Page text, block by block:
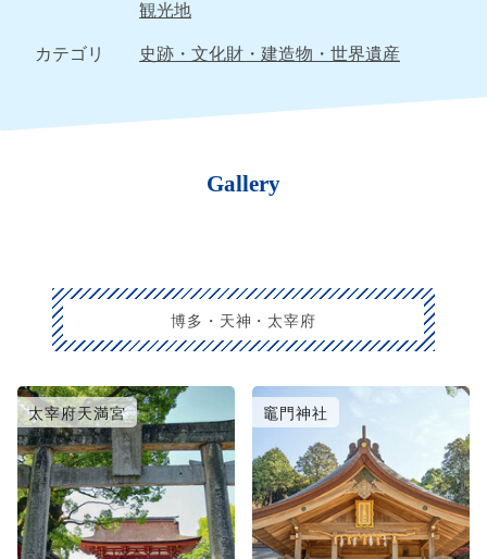
観光地
カテゴリ
史跡・文化財・建造物・世界遺産
Gallery
博多・天神・太宰府
太宰府天満宮 竈門神社